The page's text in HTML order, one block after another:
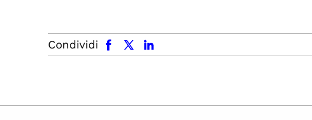
Condividi
facebook x.com linkedin